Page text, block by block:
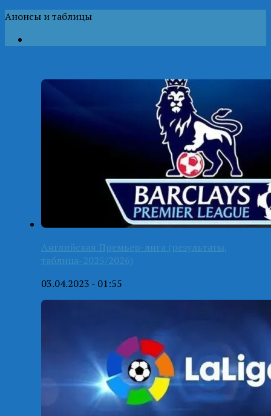
Анонсы и таблицы
Английская Премьер-лига (результаты,
таблица-2025/2026)
03.04.2023 - 01:55